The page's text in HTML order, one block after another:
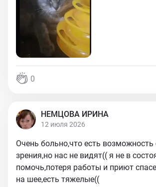
0
НЕМЦОВА ИРИНА
12 июля 2026
Очень больно,что есть возможность
зрения,но нас не видят(( я не в
помочь,потеря работы и приют
на шее,есть тяжелые((